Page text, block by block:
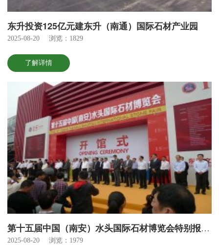
东升投资125亿元建东升（南通）国际石材产业园
2025-08-20 浏览：1829
了解详情
第十五届中国（南安）水头国际石材博览会特别报道——市长巡视展会。
2025-08-20 浏览：1979